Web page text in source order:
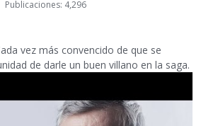
Publicaciones: 4,296
vez más convencido de que se
de darle un buen villano en la saga.